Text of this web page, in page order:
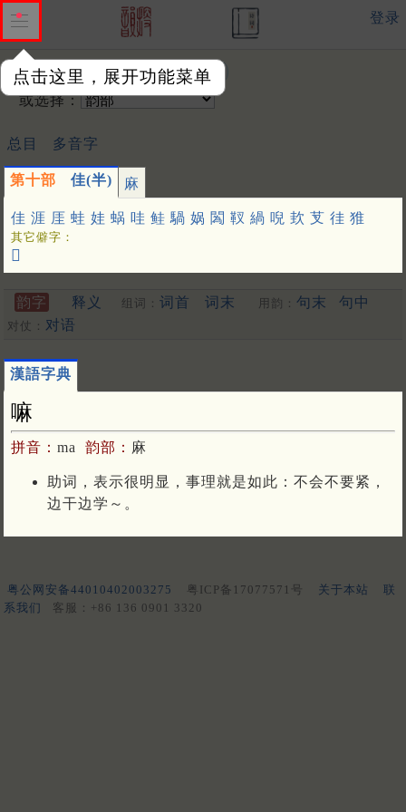
点击这里，展开功能菜单
登录
输入韵字：
或选择：
总目 多音字
第十部 佳(半) 麻
佳 涯 厓 蛙 娃 蜗 哇 鲑 騧 娲 䦱 靫 緺 唲 㰪 芆 徍 猚
其它僻字：
𦶎
韵字 释义 组词： 词首 词末 用韵： 句末 句中
对仗： 对语
漢語字典
嘛
拼音： ma 韵部： 麻
助词，表示很明显，事理就是如此：不会不要紧，
边干边学～。
粤公网安备44010402003275 粤ICP备17077571号 关于本站
联
系我们
客服：+86 136 0901 3320